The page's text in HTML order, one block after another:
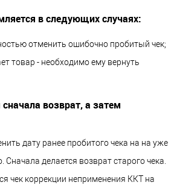
в следующих случаях:
отменить ошибочно пробитый чек;
товар - необходимо ему вернуть
возврат, а затем
дату ранее пробитого чека на на уже
Сначала делается возврат старого чека.
чек коррекции неприменения ККТ на